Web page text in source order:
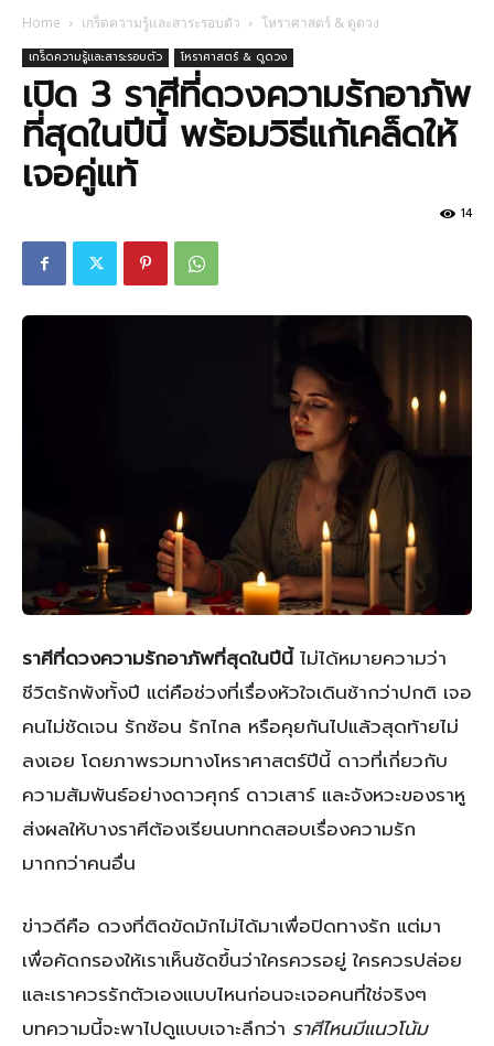
Home เกร็ดความรู้และสาระรอบตัว โหราศาสตร์ & ดูดวง
เกร็ดความรู้และสาระรอบตัว โหราศาสตร์ & ดูดวง
เปิด 3 ราศีที่ดวงความรักอาภัพ
ที่สุดในปีนี้ พร้อมวิธีแก้เคล็ดให้
เจอคู่แท้
14
ราศีที่ดวงความรักอาภัพที่สุดในปีนี้ไม่ได้หมายความว่า
ชีวิตรักพังทั้งปี แต่คือช่วงที่เรื่องหัวใจเดินช้ากว่าปกติ เจอ
คนไม่ชัดเจน รักซ้อน รักไกล หรือคุยกันไปแล้วสุดท้ายไม่
ลงเอย โดยภาพรวมทางโหราศาสตร์ปีนี้ ดาวที่เกี่ยวกับ
ความสัมพันธ์อย่างดาวศุกร์ ดาวเสาร์ และจังหวะของราหู
ส่งผลให้บางราศีต้องเรียนบททดสอบเรื่องความรัก
มากกว่าคนอื่น
ข่าวดีคือ ดวงที่ติดขัดมักไม่ได้มาเพื่อปิดทางรัก แต่มา
เพื่อคัดกรองให้เราเห็นชัดขึ้นว่าใครควรอยู่ ใครควรปล่อย
และเราควรรักตัวเองแบบไหนก่อนจะเจอคนที่ใช่จริงๆ
บทความนี้จะพาไปดูแบบเจาะลึกว่า ราศีไหนมีแนวโน้ม